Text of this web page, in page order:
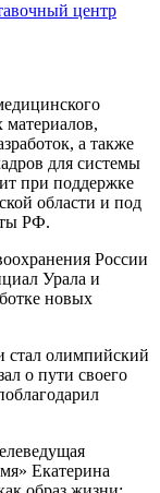
центр
материалов,
а также
для системы
при поддержке
области и под
РФ.
России
Урала и
новых
стал олимпийский
о пути своего
Екатерина